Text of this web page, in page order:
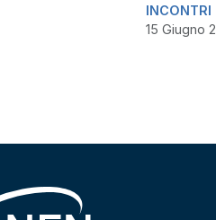
INCONTRI
15 Giugno